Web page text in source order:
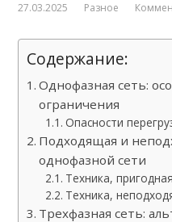
27.03.2025 Разное
Содержание:
Однофазная сеть:
ограничения
Опасности
Подходящая и
однофазной сети
Техника,
Техника,
Трехфазная сеть: